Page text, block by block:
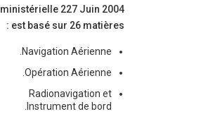
ministérielle 227 Juin 2004
est basé sur 26 matières :
Navigation Aérienne.
Opération Aérienne.
Radionavigation et
Instrument de bord.